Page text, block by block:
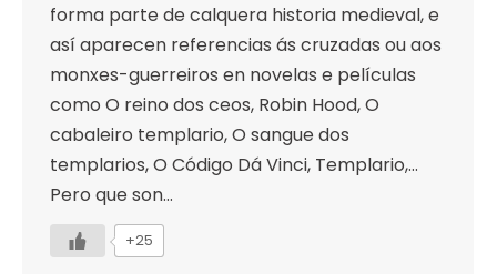
forma parte de calquera historia medieval, e
así aparecen referencias ás cruzadas ou aos
monxes-guerreiros en novelas e películas
como O reino dos ceos, Robin Hood, O
cabaleiro templario, O sangue dos
templarios, O Código Dá Vinci, Templario,…
Pero que son…
+25